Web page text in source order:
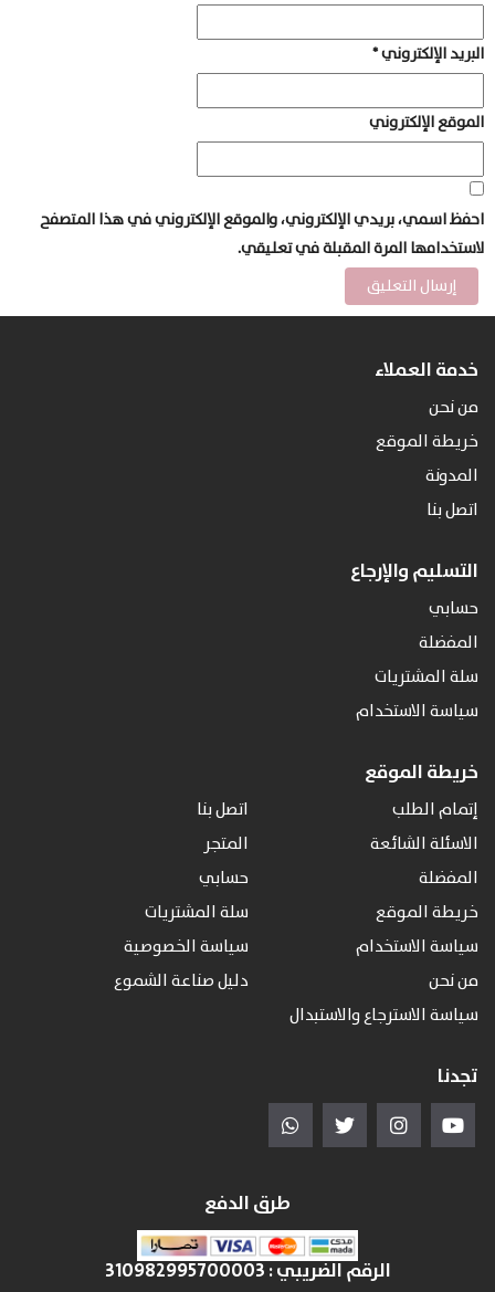
البريد الإلكتروني*
الموقع الإلكتروني
احفظ اسمي، بريدي الإلكتروني، والموقع الإلكتروني في هذا المتصفح
لاستخدامها المرة المقبلة في تعليقي.
خدمة العملاء
من نحن
خريطة الموقع
المدونة
اتصل بنا
التسليم والإرجاع
حسابي
المفضلة
سلة المشتريات
سياسة الاستخدام
خريطة الموقع
إتمام الطلب
اتصل بنا
الاسئلة الشائعة
المتجر
المفضلة
حسابي
خريطة الموقع
سلة المشتريات
سياسة الاستخدام
سياسة الخصوصية
من نحن
دليل صناعة الشموع
سياسة الاسترجاع والاستبدال
تجدنا
طرق الدفع
الرقم الضريبي :310982995700003